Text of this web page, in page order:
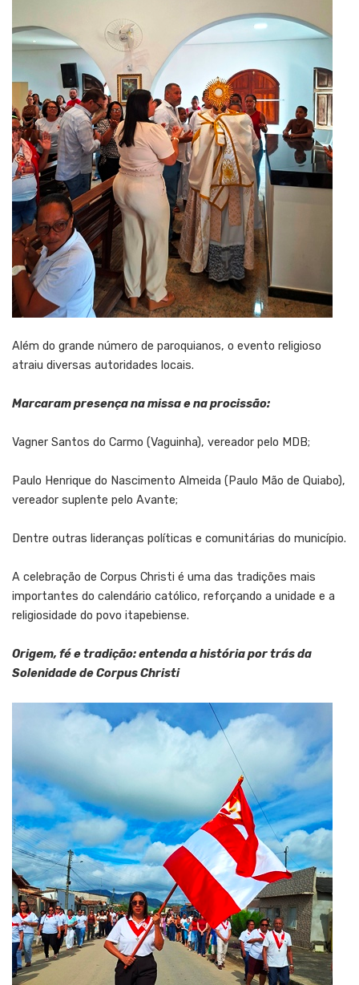
Além do grande número de paroquianos, o evento religioso
atraiu diversas autoridades locais.
Marcaram presença na missa e na procissão:
Vagner Santos do Carmo (Vaguinha), vereador pelo MDB;
Paulo Henrique do Nascimento Almeida (Paulo Mão de Quiabo),
vereador suplente pelo Avante;
Dentre outras lideranças políticas e comunitárias do município.
A celebração de Corpus Christi é uma das tradições mais
importantes do calendário católico, reforçando a unidade e a
religiosidade do povo itapebiense.
Origem, fé e tradição: entenda a história por trás da
Solenidade de Corpus Christi